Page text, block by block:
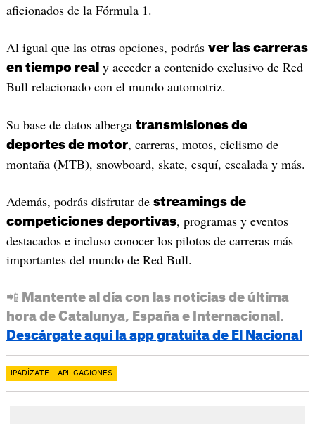
aficionados de la Fórmula 1.
Al igual que las otras opciones, podrás ver las carreras
en tiempo real y acceder a contenido exclusivo de Red
Bull relacionado con el mundo automotriz.
Su base de datos alberga transmisiones de
deportes de motor, carreras, motos, ciclismo de
montaña (MTB), snowboard, skate, esquí, escalada y más.
Además, podrás disfrutar de streamings de
competiciones deportivas, programas y eventos
destacados e incluso conocer los pilotos de carreras más
importantes del mundo de Red Bull.
📲 Mantente al día con las noticias de última
hora de Catalunya, España e Internacional.
Descárgate aquí la app gratuita de El Nacional
IPADÍZATE APLICACIONES